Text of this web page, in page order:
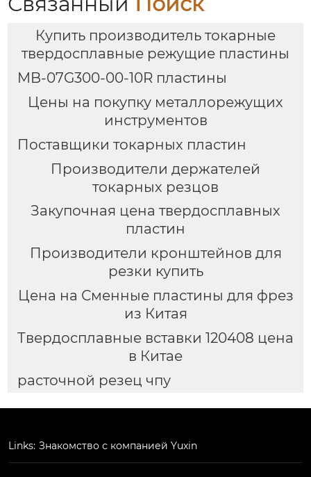
Купить производитель токарные
твердосплавные режущие пластины
MB-07G300-00-10R пластины
Цены на покупку металлорежущих
инструментов
Поставщики токарных пластин
Производители держателей
токарных резцов
Закупочная цена твердосплавных
пластин
Производители кронштейнов для
резки купить
Цена на Сменные пластины для фрез
из Китая
Твердосплавные вставки 120408 цена
в Китае
расточной резец чпу
Links: Знакомство с компанией Yuxin